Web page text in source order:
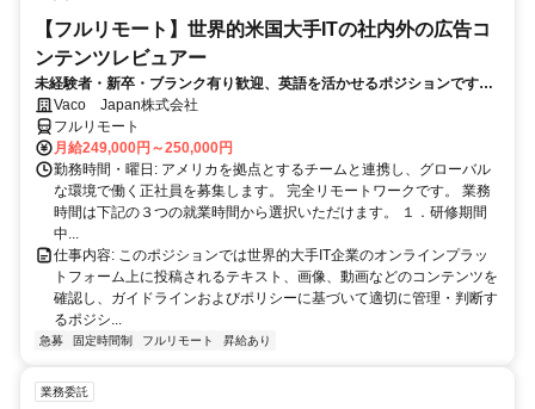
【フルリモート】世界的米国大手ITの社内外の広告コ
ンテンツレビュアー
未経験者・新卒・ブランク有り歓迎、英語を活かせるポジションです。
完全リモート
Vaco Japan株式会社
フルリモート
月給249,000円～250,000円
勤務時間・曜日: アメリカを拠点とするチームと連携し、グローバル
な環境で働く正社員を募集します。 完全リモートワークです。 業務
時間は下記の３つの就業時間から選択いただけます。 １．研修期間
中...
仕事内容: このポジションでは世界的大手IT企業のオンラインプラッ
トフォーム上に投稿されるテキスト、画像、動画などのコンテンツを
確認し、ガイドラインおよびポリシーに基づいて適切に管理・判断す
るポジシ...
急募 固定時間制 フルリモート 昇給あり
業務委託